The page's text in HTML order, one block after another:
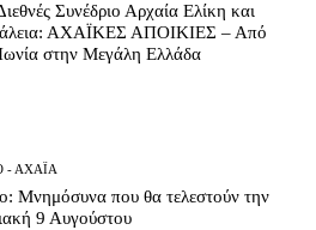
Συνέδριο Αρχαία Ελίκη και
ΑΧΑΪΚΕΣ ΑΠΟΙΚΙΕΣ – Από
στην Μεγάλη Ελλάδα
- ΑΧΑΪ́Α
Μνημόσυνα που θα τελεστούν την
9 Αυγούστου